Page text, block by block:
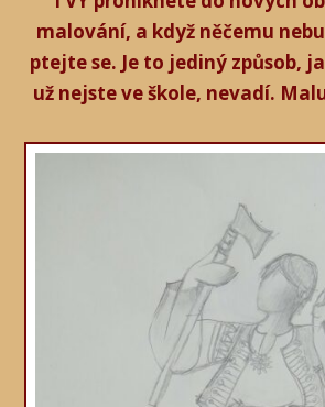
malování, a když něčemu
ptejte se. Je to jediný způsob,
už nejste ve škole, nevadí.